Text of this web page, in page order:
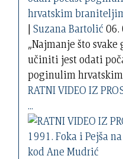
| Suzana Bartolić 06.
„Najmanje što
učiniti jest odati
poginulim hrvatskim
RATNI VIDEO IZ
...